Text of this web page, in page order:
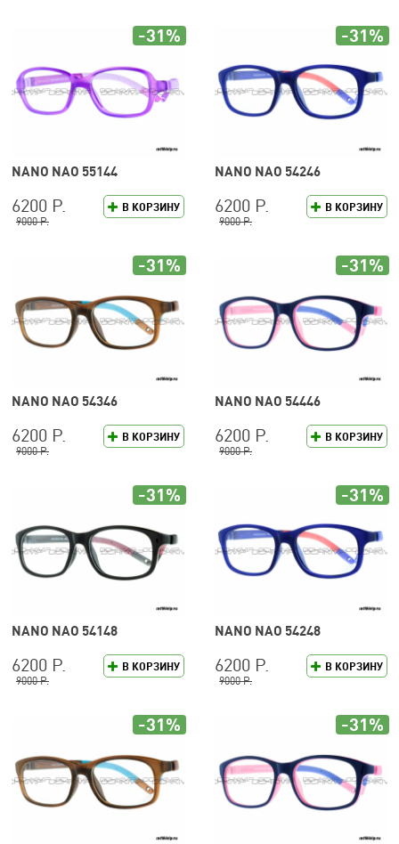
NANO NAO 55144
В КОРЗИНУ
6200 Р.
9000 Р.
-31%
NANO NAO 54246
В КОРЗИНУ
6200 Р.
9000 Р.
-31%
NANO NAO 54346
В КОРЗИНУ
6200 Р.
9000 Р.
-31%
NANO NAO 54446
В КОРЗИНУ
6200 Р.
9000 Р.
-31%
NANO NAO 54148
В КОРЗИНУ
6200 Р.
9000 Р.
-31%
NANO NAO 54248
В КОРЗИНУ
6200 Р.
9000 Р.
-31%
-31% -31%